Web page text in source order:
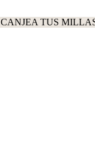
CANJEA TUS